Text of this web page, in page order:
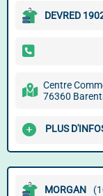
DEVRED
Centre
76360
PLUS
MORGAN